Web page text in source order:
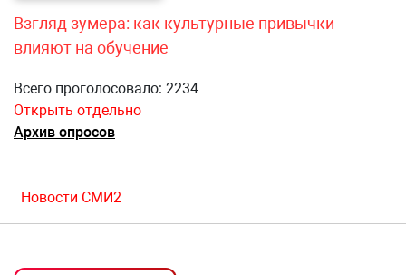
Взгляд зумера: как культурные привычки
влияют на обучение
Всего проголосовало: 2234
Открыть отдельно
Архив опросов
Новости СМИ2